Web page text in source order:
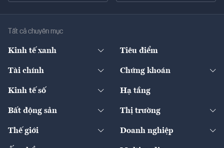
Tất cả chuyên mục
Kinh tế xanh
Diễn đàn
Tiêu điểm
Tài chính
Ngân hàng
Bảo hiểm
Chứng khoán
Doanh nghiệp niêm yết
Kinh tế số
Sản phẩm - Thị trường
Hạ tầng
Bất động sản
Chính sách
Thị trường
Thế giới
Kinh tế
Doanh nghiệp